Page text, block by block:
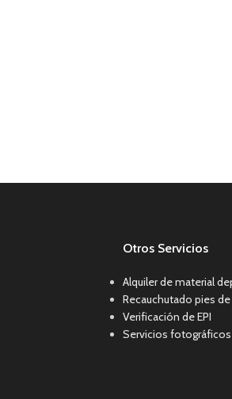
Otros Servicios
Alquiler de material
Recauchutado pies
Verificación de EPI
Servicios fotográficos